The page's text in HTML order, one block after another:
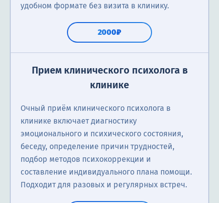
удобном формате без визита в клинику.
2000₽
Прием клинического психолога в
клинике
Очный приём клинического психолога в
клинике включает диагностику
эмоционального и психического состояния,
беседу, определение причин трудностей,
подбор методов психокоррекции и
составление индивидуального плана помощи.
Подходит для разовых и регулярных встреч.